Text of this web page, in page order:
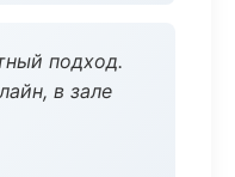
подход.
в зале